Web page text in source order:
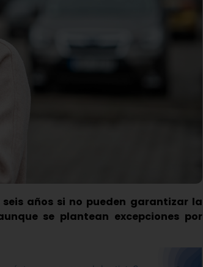
años si no pueden garantizar la
se plantean excepciones por